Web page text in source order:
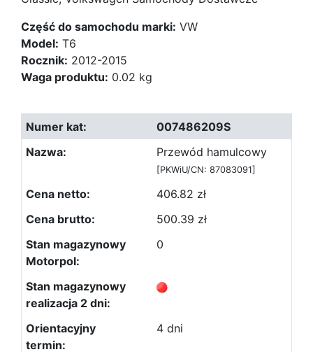
Część do samochodu marki: VW
Model: T6
Rocznik: 2012-2015
Waga produktu: 0.02 kg
007486209S
Przewód hamulcowy
[PKWiU/CN: 87083091]
406.82 zł
500.39 zł
0
4 dni